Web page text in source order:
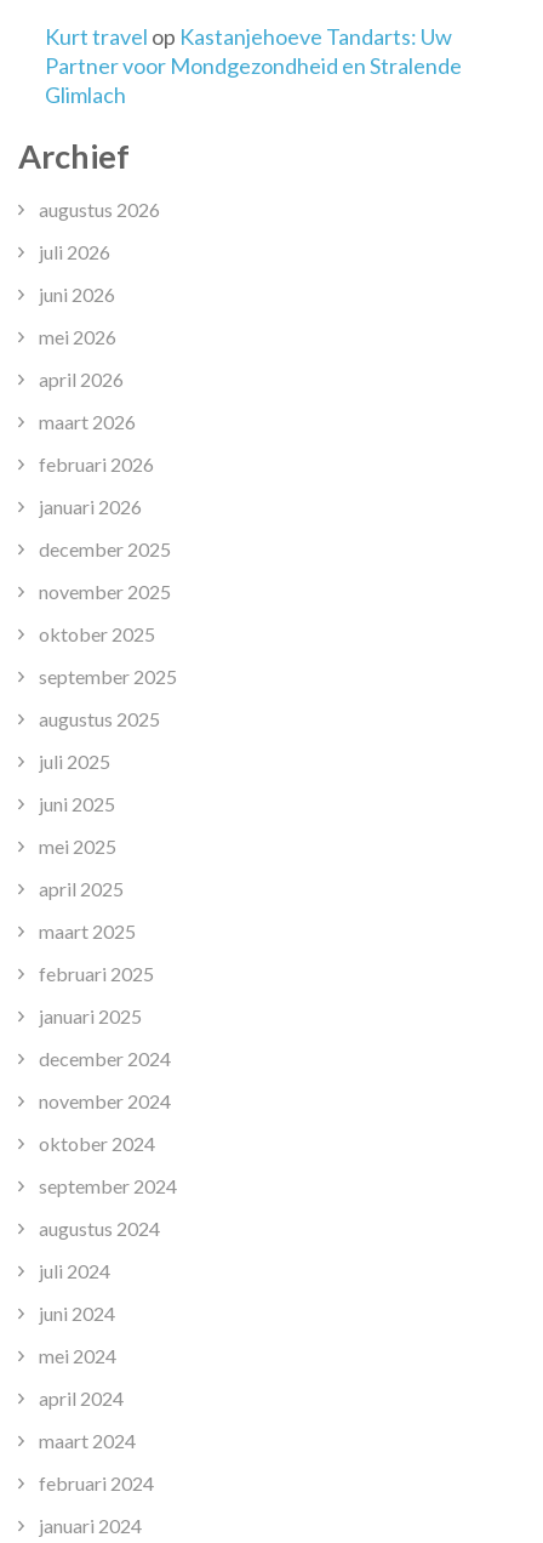
Kurt travel op Kastanjehoeve Tandarts: Uw
Partner voor Mondgezondheid en Stralende
Glimlach
Archief
augustus 2026
juli 2026
juni 2026
mei 2026
april 2026
maart 2026
februari 2026
januari 2026
december 2025
november 2025
oktober 2025
september 2025
augustus 2025
juli 2025
juni 2025
mei 2025
april 2025
maart 2025
februari 2025
januari 2025
december 2024
november 2024
oktober 2024
september 2024
augustus 2024
juli 2024
juni 2024
mei 2024
april 2024
maart 2024
februari 2024
januari 2024